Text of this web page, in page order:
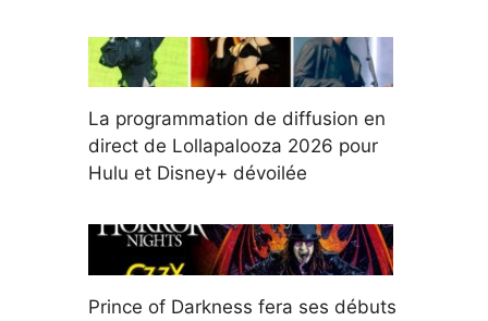
La programmation de diffusion en
direct de Lollapalooza 2026 pour
Hulu et Disney+ dévoilée
Prince of Darkness fera ses débuts